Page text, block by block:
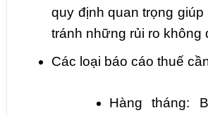
quy định quan trọng giúp
tránh những rủi ro không
Các loại báo cáo thuế
Hàng tháng: